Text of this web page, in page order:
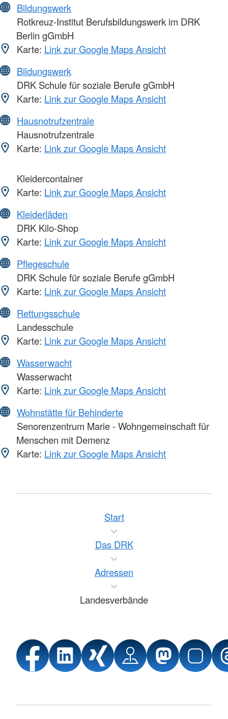
Bildungswerk
Rotkreuz-Institut Berufsbildungswerk im DRK
Berlin gGmbH
Karte: Link zur Google Maps Ansicht
Bildungswerk
DRK Schule für soziale Berufe gGmbH
Karte: Link zur Google Maps Ansicht
Hausnotrufzentrale
Hausnotrufzentrale
Karte: Link zur Google Maps Ansicht
Kleidercontainer
Karte: Link zur Google Maps Ansicht
Kleiderläden
DRK Kilo-Shop
Karte: Link zur Google Maps Ansicht
Pflegeschule
DRK Schule für soziale Berufe gGmbH
Karte: Link zur Google Maps Ansicht
Rettungsschule
Landesschule
Karte: Link zur Google Maps Ansicht
Wasserwacht
Wasserwacht
Karte: Link zur Google Maps Ansicht
Wohnstätte für Behinderte
Senorenzentrum Marie - Wohngemeinschaft für
Menschen mit Demenz
Karte: Link zur Google Maps Ansicht
Start
Das DRK
Adressen
Landesverbände